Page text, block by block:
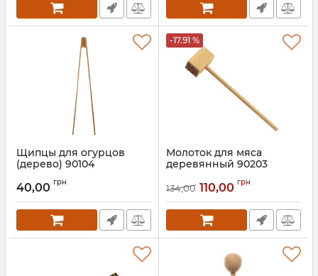
Щипцы для огурцов
(дерево) 90104
40,00 грн
-17.91 %
Молоток для мяса
деревянный 90203
134,00 110,00 грн